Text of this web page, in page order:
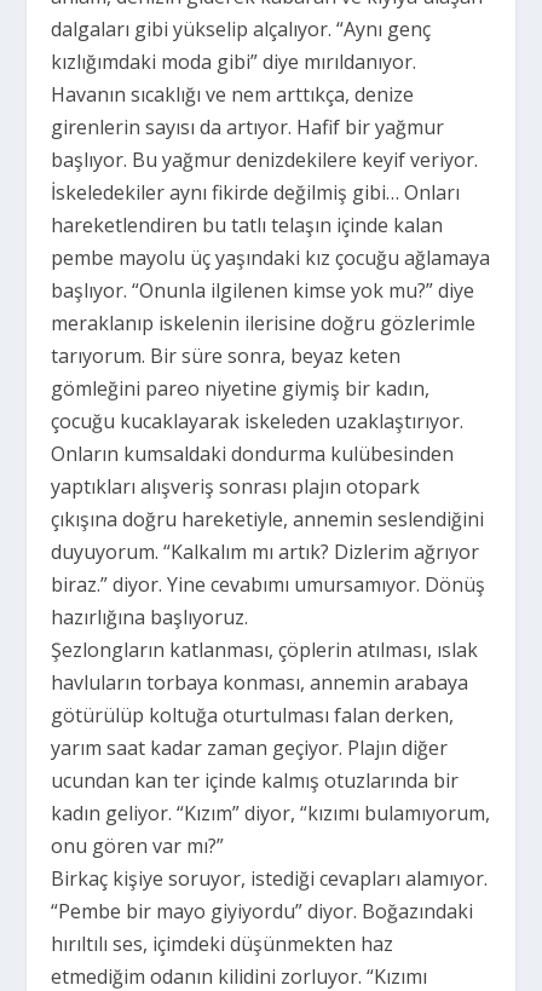
dalgaları gibi yükselip alçalıyor. “Aynı genç
kızlığımdaki moda gibi” diye mırıldanıyor.
Havanın sıcaklığı ve nem arttıkça, denize
girenlerin sayısı da artıyor. Hafif bir yağmur
başlıyor. Bu yağmur denizdekilere keyif veriyor.
İskeledekiler aynı fikirde değilmiş gibi… Onları
hareketlendiren bu tatlı telaşın içinde kalan
pembe mayolu üç yaşındaki kız çocuğu ağlamaya
başlıyor. “Onunla ilgilenen kimse yok mu?” diye
meraklanıp iskelenin ilerisine doğru gözlerimle
tarıyorum. Bir süre sonra, beyaz keten
gömleğini pareo niyetine giymiş bir kadın,
çocuğu kucaklayarak iskeleden uzaklaştırıyor.
Onların kumsaldaki dondurma kulübesinden
yaptıkları alışveriş sonrası plajın otopark
çıkışına doğru hareketiyle, annemin seslendiğini
duyuyorum. “Kalkalım mı artık? Dizlerim ağrıyor
biraz.” diyor. Yine cevabımı umursamıyor. Dönüş
hazırlığına başlıyoruz.
Şezlongların katlanması, çöplerin atılması, ıslak
havluların torbaya konması, annemin arabaya
götürülüp koltuğa oturtulması falan derken,
yarım saat kadar zaman geçiyor. Plajın diğer
ucundan kan ter içinde kalmış otuzlarında bir
kadın geliyor. “Kızım” diyor, “kızımı bulamıyorum,
onu gören var mı?”
Birkaç kişiye soruyor, istediği cevapları alamıyor.
“Pembe bir mayo giyiyordu” diyor. Boğazındaki
hırıltılı ses, içimdeki düşünmekten haz
etmediğim odanın kilidini zorluyor. “Kızımı